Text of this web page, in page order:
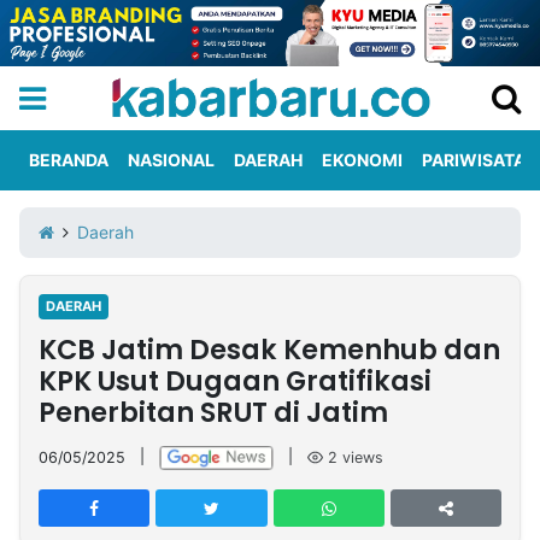
Iklan
Berita
Kami
Nasional
International
Olahraga
Entertainment
Daerah
Pariwisata
Kuliner
Kolom
Network
PT
TREETAN
BERANDA NASIONAL DAERAH EKONOMI PARIWISATA
Daerah
DAERAH
KCB Jatim Desak Kemenhub dan
KPK Usut Dugaan Gratifikasi
Penerbitan SRUT di Jatim
06/05/2025 2 views